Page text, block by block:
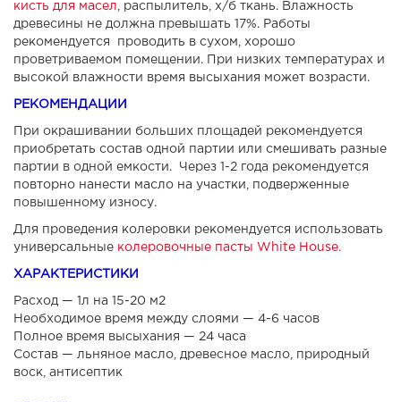
кисть для масел
, распылитель, х/б ткань. Влажность
древесины не должна превышать 17%. Работы
рекомендуется проводить в сухом, хорошо
проветриваемом помещении. При низких температурах и
высокой влажности время высыхания может возрасти.
РЕКОМЕНДАЦИИ
При окрашивании больших площадей рекомендуется
приобретать состав одной партии или смешивать разные
партии в одной емкости. Через 1-2 года рекомендуется
повторно нанести масло на участки, подверженные
повышенному износу.
Для проведения колеровки рекомендуется использовать
универсальные колеровочные пасты White House.
ХАРАКТЕРИСТИКИ
Расход — 1л на 15-20 м2
Необходимое время между слоями — 4-6 часов
Полное время высыхания — 24 часа
Состав — льняное масло, древесное масло, природный
воск, антисептик